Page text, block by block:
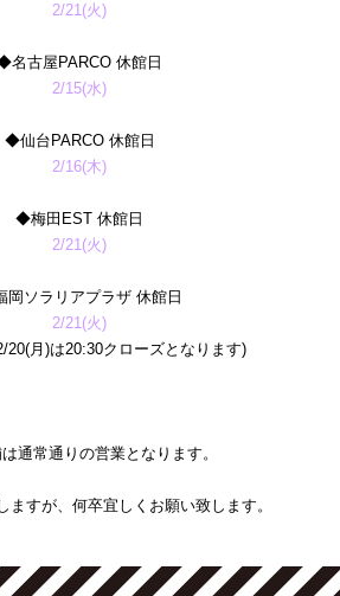
2/21(火)
名古屋PARCO 休館日
2/15(水)
◆仙台PARCO 休館日
2/16(木)
◆梅田EST 休館日
2/21(火)
ソラリアプラザ 休館日
2/21(火)
20(月)は20:30クローズとなります)
通常通りの営業となります。
ますが、何卒宜しくお願い致します。